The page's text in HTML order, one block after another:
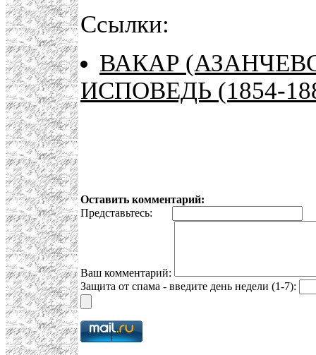
Ссылки:
ВАКАР
ИСПОВЕДЬ (1854-
Оставить комментарий:
Представьтесь:
Ваш комментарий:
Защита от спама - введите день недели (1-7):